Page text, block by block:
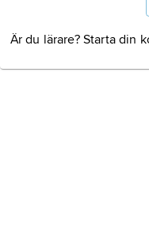
Är du lärare? Starta din